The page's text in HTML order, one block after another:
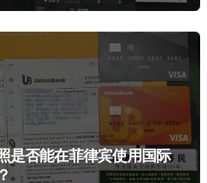
是否能在菲律宾使用国际